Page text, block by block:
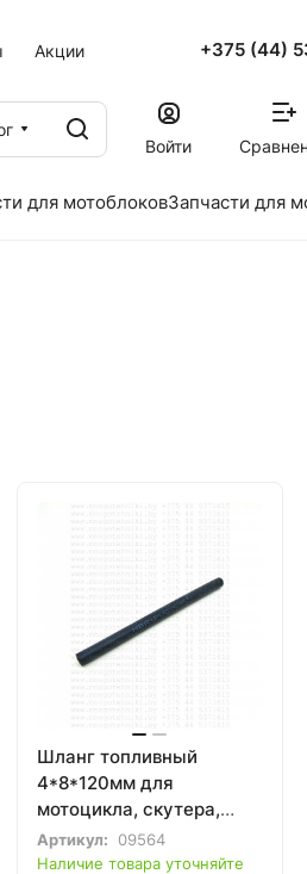
Акции +375 (44)
Войти
для мотоблоковЗапчасти для
Шланг топливный
4*8*120мм для
мотоцикла, скутера,
мопеда, квадроцикла
Артикул:
09564
Наличие товара уточняйте